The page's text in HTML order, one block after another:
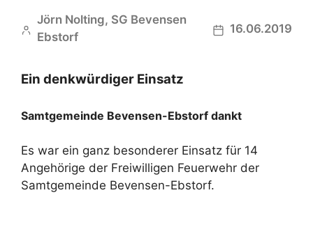
Jörn Nolting, SG Bevensen
Ebstorf
16.06.2019
Ein denkwürdiger Einsatz
Samtgemeinde Bevensen-Ebstorf dankt
Es war ein ganz besonderer Einsatz für 14
Angehörige der Freiwilligen Feuerwehr der
Samtgemeinde Bevensen-Ebstorf.